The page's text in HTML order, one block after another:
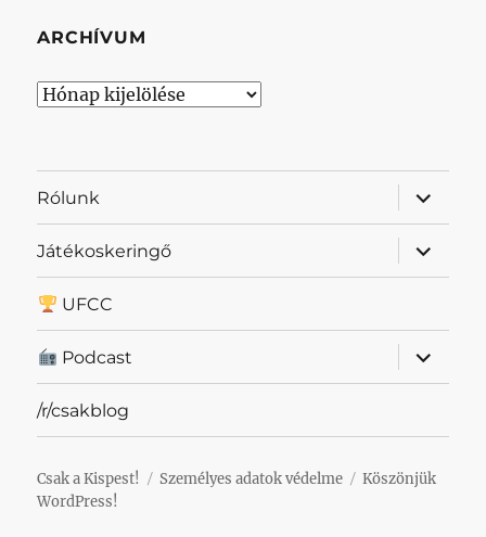
ARCHÍVUM
Archívum
Rólunk
almenü
Játékoskeringő
almenü
UFCC
Podcast
almenü
/r/csakblog
Csak a Kispest! Személyes adatok védelme
Köszönjük
WordPress!